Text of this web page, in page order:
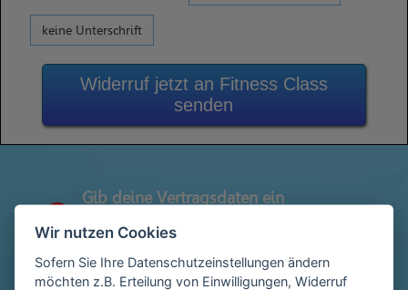
keine Unterschrift
Widerruf jetzt an Fitness Class
senden
Gib deine Vertragsdaten ein
Abrechnung)
Wir nutzen Cookies
Sofern Sie Ihre Datenschutzeinstellungen ändern
möchten z.B. Erteilung von Einwilligungen, Widerruf